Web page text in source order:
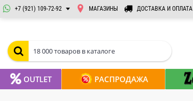
+7 (921) 109-72-92 МАГАЗИНЫ ДОСТАВКА И ОПЛАТА
OUTLET РАСПРОДАЖА